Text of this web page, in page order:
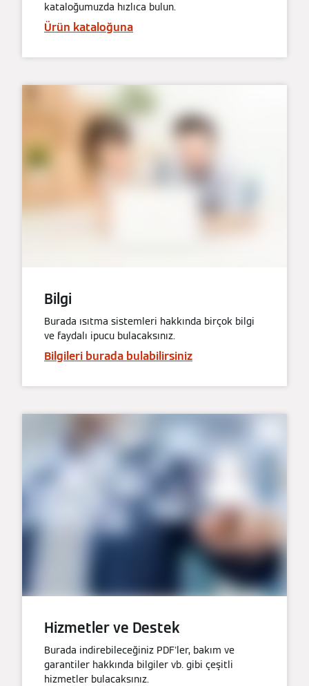
kataloğumuzda hızlıca bulun.
Ürün kataloğuna
Bilgi
Burada ısıtma sistemleri hakkında birçok bilgi
ve faydalı ipucu bulacaksınız.
Bilgileri burada bulabilirsiniz
Hizmetler ve Destek
Burada indirebileceğiniz PDF'ler, bakım ve
garantiler hakkında bilgiler vb. gibi çeşitli
hizmetler bulacaksınız.